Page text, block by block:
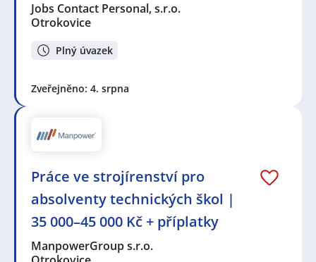
Jobs Contact Personal, s.r.o.
Otrokovice
Plný úvazek
Zveřejněno: 4. srpna
Práce ve strojírenství pro
absolventy technických škol |
35 000–45 000 Kč + příplatky
ManpowerGroup s.r.o.